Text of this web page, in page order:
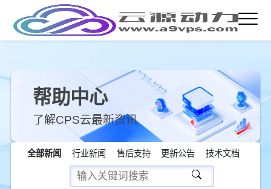
帮助中心
了解CPS云最新资讯
全部新闻 行业新闻 售后支持 更新公告 技术文档